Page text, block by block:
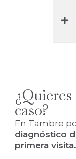
caso?
En Tambre
diagnóstico
primera visita.